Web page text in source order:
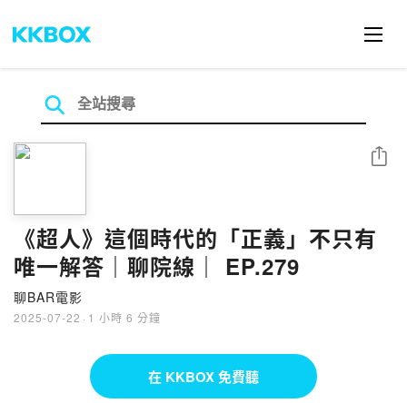
《超人》這個時代的「正義」不只有
唯一解答｜聊院線｜ EP.279
聊BAR電影
2025-07-22 · 1 小時 6 分鐘
分享
在 KKBOX 免費聽